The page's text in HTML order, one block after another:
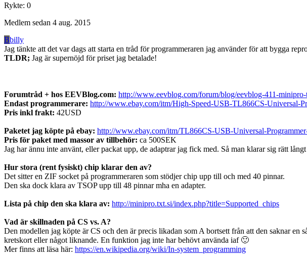
Rykte: 0
Medlem sedan 4 aug. 2015
Bbilly
Jag tänkte att det var dags att starta en tråd för programmeraren jag använder för att bygga
TLDR; Jag är supernöjd för priset jag betalade!
Forumtråd + hos EEVBlog.com: http://www.eevblog.com/forum/blog/eevblog-411-
Endast programmerare: http://www.ebay.com/itm/High-Speed-USB-TL866CS-Universal-
Pris inkl frakt: 42USD
Paketet jag köpte på ebay: http://www.ebay.com/itm/TL866CS-USB-Universal-
Pris för paket med massor av tillbehör: ca 500SEK
Jag har ännu inte använt, eller packat upp, de adaptrar jag fick med. Så man klarar sig rätt
Hur stora (rent fysiskt) chip klarar den av?
Det sitter en ZIF socket på programmeraren som stödjer chip upp till och med 40 pinnar.
Den ska dock klara av TSOP upp till 48 pinnar mha en adapter.
Lista på chip den ska klara av: http://minipro.txt.si/index.php?title=Supported_chips
Vad är skillnaden på CS vs. A?
Den modellen jag köpte är CS och den är precis likadan som A bortsett från att den saknar
kretskort eller något liknande. En funktion jag inte har behövt använda iaf 🙂
Mer finns att läsa här: https://en.wikipedia.org/wiki/In-system_programming